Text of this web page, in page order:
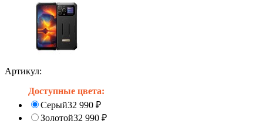
Артикул:
Доступные цвета:
Серый32 990 ₽
Золотой32 990 ₽